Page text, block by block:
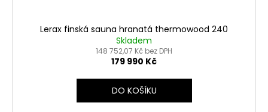
Lerax finská sauna hranatá thermowood 240
Skladem
148 752,07 Kč bez DPH
179 990 Kč
DO KOŠÍKU